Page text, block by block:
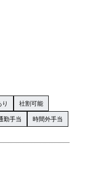
社割可能
勤手当 時間外手当